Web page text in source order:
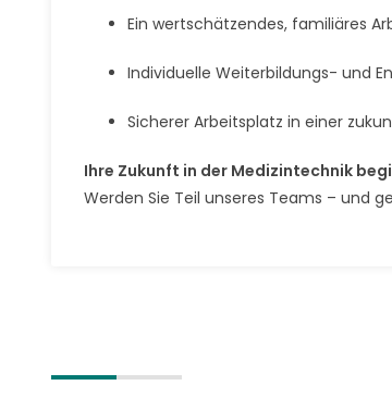
Ein wertschätzendes, familiäres
Individuelle Weiterbildungs- und
Sicherer Arbeitsplatz in einer
Ihre Zukunft in der Medizintechnik
Werden Sie Teil unseres Teams – und